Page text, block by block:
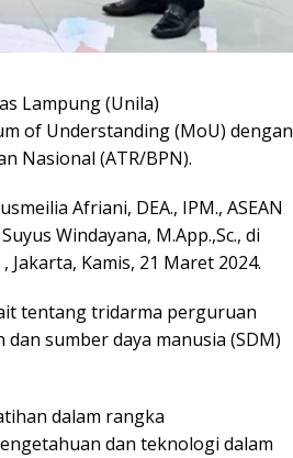
Lampung (Unila)
of Understanding (MoU) dengan
Nasional (ATR/BPN).
Afriani, DEA., IPM., ASEAN
Windayana, M.App.,Sc., di
Kamis, 21 Maret 2024.
tentang tridarma perguruan
sumber daya manusia (SDM)
dalam rangka
dan teknologi dalam